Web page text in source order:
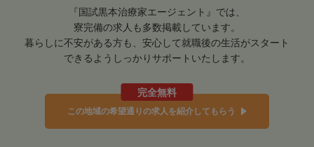
『国試黒本治療家エージェント』では、
寮完備の求人も多数掲載しています。
暮らしに不安がある方も、安心して就職後の生活がスタート
できるようしっかりサポートいたします。
完全無料
この地域の希望通りの求人を紹介してもらう